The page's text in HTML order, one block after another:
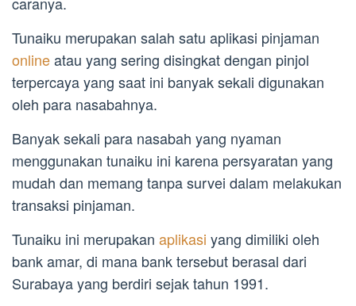
Tunaiku merupakan salah satu aplikasi pinjaman
onlineatau yang sering disingkat dengan pinjol
terpercaya yang saat ini banyak sekali digunakan
oleh para nasabahnya.
Banyak sekali para nasabah yang nyaman
menggunakan tunaiku ini karena persyaratan yang
mudah dan memang tanpa survei dalam melakukan
transaksi pinjaman.
Tunaiku ini merupakan aplikasi yang dimiliki oleh
bank amar, di mana bank tersebut berasal dari
Surabaya yang berdiri sejak tahun 1991.